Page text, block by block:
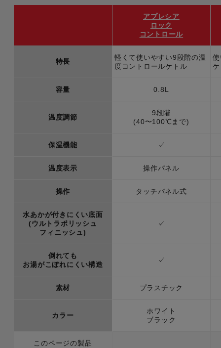
アプレシア
ロック
コントロール
特長
軽くて使いやすい9段階の温
度コントロールケトル
容量 0.8L
温度調節
9段階
(40〜100℃まで)
保温機能 ✓
温度表示 操作パネル
操作 タッチパネル式
水あかが付きにくい底面
(ウルトラポリッシュ
フィニッシュ)
✓
倒れても
お湯がこぼれにくい構造
✓
素材 プラスチック
カラー
ホワイト
ブラック
このページの製品